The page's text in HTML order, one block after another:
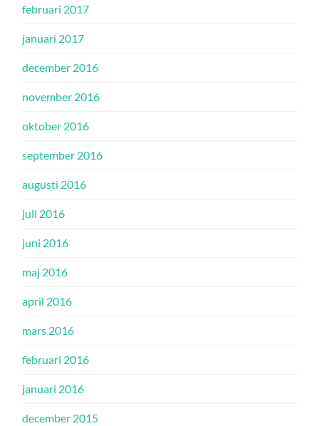
februari 2017
januari 2017
december 2016
november 2016
oktober 2016
september 2016
augusti 2016
juli 2016
juni 2016
maj 2016
april 2016
mars 2016
februari 2016
januari 2016
december 2015